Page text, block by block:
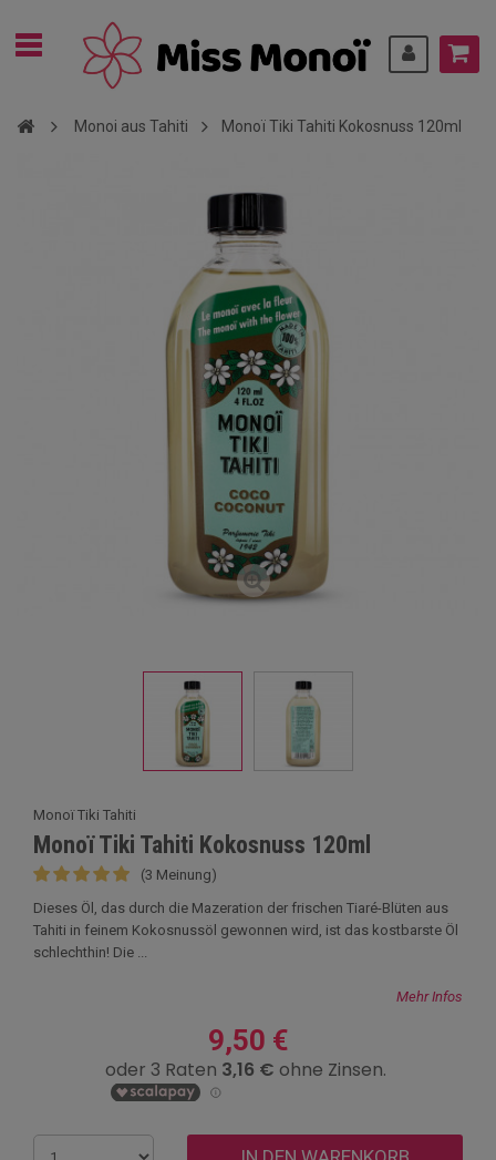
Monoi aus Tahiti Monoï Tiki Tahiti Kokosnuss 120ml
Monoï Tiki Tahiti
Monoï Tiki Tahiti Kokosnuss 120ml
(3 Meinung)
Dieses Öl, das durch die Mazeration der frischen Tiaré-Blüten aus
Tahiti in feinem Kokosnussöl gewonnen wird, ist das kostbarste Öl
schlechthin! Die ...
Mehr Infos
9,50 €